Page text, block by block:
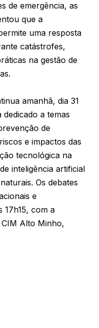
de emergência, as
que a
uma resposta
catástrofes,
na gestão de
amanhã, dia 31
a temas
de
e impactos das
tecnológica na
inteligência artificial
Os debates
e
17h15, com a
Alto Minho,